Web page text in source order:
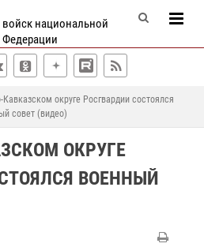
национальной
Федерации
Кавказском округе Росгвардии состоялся
совет (видео)
ОКРУГЕ
ВОЕННЫЙ